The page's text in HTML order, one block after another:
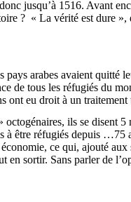
jusqu’à 1516. Avant
? « La vérité est dure
arabes avaient quitté
de tous les réfugiés du
ont eu droit à un
ils se disent
à être réfugiés depuis …75
ce qui, ajouté aux
en sortir. Sans parler de